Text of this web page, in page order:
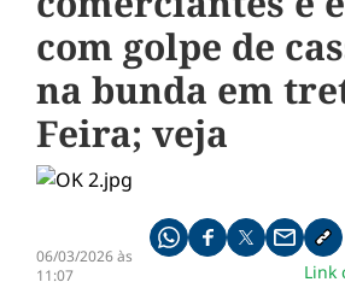
com golpe de
na bunda em
Feira; veja
06/03/2026 às
11:07
Compartilhe pelo
Compartilhar no
Compartilhar
Link